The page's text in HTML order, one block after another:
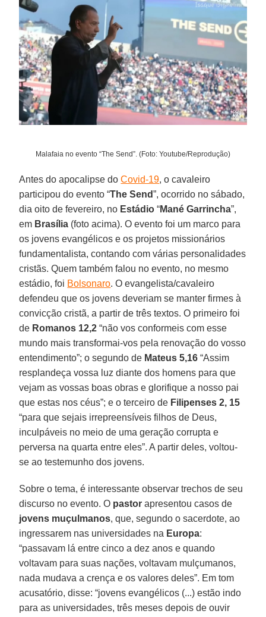
Malafaia no evento “The Send”. (Foto: Youtube/Reprodução)
Antes do apocalipse doCovid-19, o cavaleiro
participou do evento “The Send”, ocorrido no sábado,
dia oito de fevereiro, no Estádio “Mané Garrincha”,
em Brasília (foto acima). O evento foi um marco para
os jovens evangélicos e os projetos missionários
fundamentalista, contando com várias personalidades
cristãs. Quem também falou no evento, no mesmo
estádio, foi Bolsonaro. O evangelista/cavaleiro
defendeu que os jovens deveriam se manter firmes à
convicção cristã, a partir de três textos. O primeiro foi
de Romanos 12,2 “não vos conformeis com esse
mundo mais transformai-vos pela renovação do vosso
entendimento”; o segundo de Mateus 5,16 “Assim
resplandeça vossa luz diante dos homens para que
vejam as vossas boas obras e glorifique a nosso pai
que estas nos céus”; e o terceiro de Filipenses 2, 15
“para que sejais irrepreensíveis filhos de Deus,
inculpáveis no meio de uma geração corrupta e
perversa na quarta entre eles”. A partir deles, voltou-
se ao testemunho dos jovens.
Sobre o tema, é interessante observar trechos de seu
discurso no evento. O pastor apresentou casos de
jovens muçulmanos, que, segundo o sacerdote, ao
ingressarem nas universidades na Europa:
“passavam lá entre cinco a dez anos e quando
voltavam para suas nações, voltavam mulçumanos,
nada mudava a crença e os valores deles”. Em tom
acusatório, disse: “jovens evangélicos (...) estão indo
para as universidades, três meses depois de ouvir